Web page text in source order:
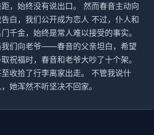
，始终没有说出口。 然而春音主动向
白，我们公开成为恋人 不过，仆人和
门千金，始终是常人难以接受的事实。
我们向老爷——春音的父亲坦白，希望
祝福时，春音和老爷大吵了十个架。
收拾了行李离家出走。 不管我说什
她浑然不听坚决不回家。